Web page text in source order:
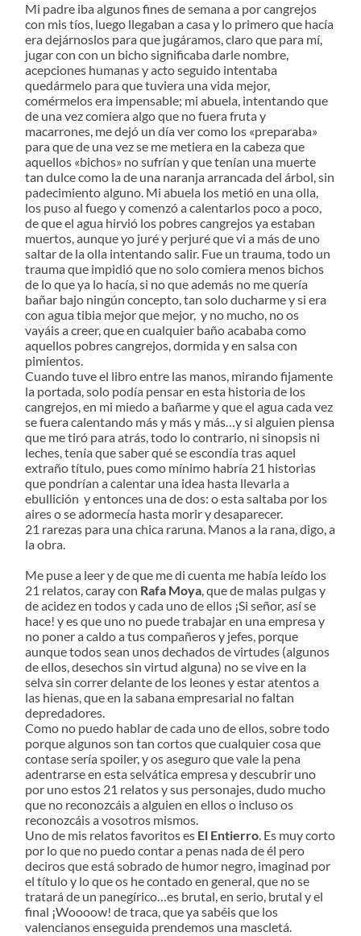
Mi padre iba algunos fines de semana a por cangrejos
con mis tíos, luego llegaban a casa y lo primero que hacía
era dejárnoslos para que jugáramos, claro que para mí,
jugar con con un bicho significaba darle nombre,
acepciones humanas y acto seguido intentaba
quedármelo para que tuviera una vida mejor,
comérmelos era impensable; mi abuela, intentando que
de una vez comiera algo que no fuera fruta y
macarrones, me dejó un día ver como los «preparaba»
para que de una vez se me metiera en la cabeza que
aquellos «bichos» no sufrían y que tenían una muerte
tan dulce como la de una naranja arrancada del árbol, sin
padecimiento alguno. Mi abuela los metió en una olla,
los puso al fuego y comenzó a calentarlos poco a poco,
de que el agua hirvió los pobres cangrejos ya estaban
muertos, aunque yo juré y perjuré que vi a más de uno
saltar de la olla intentando salir. Fue un trauma, todo un
trauma que impidió que no solo comiera menos bichos
de lo que ya lo hacía, si no que además no me quería
bañar bajo ningún concepto, tan solo ducharme y si era
con agua tibia mejor que mejor, y no mucho, no os
vayáis a creer, que en cualquier baño acababa como
aquellos pobres cangrejos, dormida y en salsa con
pimientos.
Cuando tuve el libro entre las manos, mirando fijamente
la portada, solo podía pensar en esta historia de los
cangrejos, en mi miedo a bañarme y que el agua cada vez
se fuera calentando más y más y más…y si alguien piensa
que me tiró para atrás, todo lo contrario, ni sinopsis ni
leches, tenía que saber qué se escondía tras aquel
extraño título, pues como mínimo habría 21 historias
que pondrían a calentar una idea hasta llevarla a
ebullición y entonces una de dos: o esta saltaba por los
aires o se adormecía hasta morir y desaparecer.
21 rarezas para una chica raruna. Manos a la rana, digo, a
la obra.
Me puse a leer y de que me di cuenta me había leído los
21 relatos, caray con Rafa Moya, que de malas pulgas y
de acidez en todos y cada uno de ellos ¡Si señor, así se
hace! y es que uno no puede trabajar en una empresa y
no poner a caldo a tus compañeros y jefes, porque
aunque todos sean unos dechados de virtudes (algunos
de ellos, desechos sin virtud alguna) no se vive en la
selva sin correr delante de los leones y estar atentos a
las hienas, que en la sabana empresarial no faltan
depredadores.
Como no puedo hablar de cada uno de ellos, sobre todo
porque algunos son tan cortos que cualquier cosa que
contase sería spoiler, y os aseguro que vale la pena
adentrarse en esta selvática empresa y descubrir uno
por uno estos 21 relatos y sus personajes, dudo mucho
que no reconozcáis a alguien en ellos o incluso os
reconozcáis a vosotros mismos.
Uno de mis relatos favoritos es El Entierro. Es muy corto
por lo que no puedo contar a penas nada de él pero
deciros que está sobrado de humor negro, imaginad por
el título y lo que os he contado en general, que no se
tratará de un panegírico…es brutal, en serio, brutal y el
final ¡Woooow! de traca, que ya sabéis que los
valencianos enseguida prendemos una mascletá.